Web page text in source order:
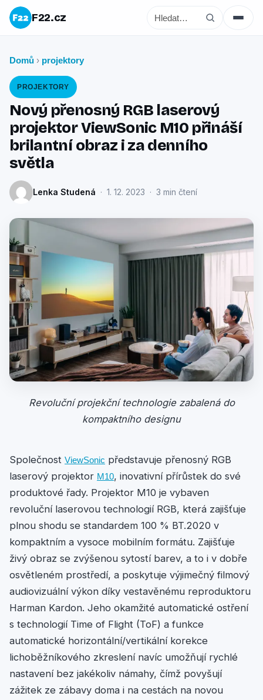
F22.cz
Domů › projektory
PROJEKTORY
Nový přenosný RGB laserový
projektor ViewSonic M10 přináší
brilantní obraz i za denního
světla
Lenka Studená · 1. 12. 2023 · 3 min čtení
Revoluční projekční technologie zabalená do
kompaktního designu
Společnost ViewSonic představuje přenosný RGB
laserový projektor M10, inovativní přírůstek do své
produktové řady. Projektor M10 je vybaven
revoluční laserovou technologií RGB, která zajišťuje
plnou shodu se standardem 100 % BT.2020 v
kompaktním a vysoce mobilním formátu. Zajišťuje
živý obraz se zvýšenou sytostí barev, a to i v dobře
osvětleném prostředí, a poskytuje výjimečný filmový
audiovizuální výkon díky vestavěnému reproduktoru
Harman Kardon. Jeho okamžité automatické ostření
s technologií Time of Flight (ToF) a funkce
automatické horizontální/vertikální korekce
lichoběžníkového zkreslení navíc umožňují rychlé
nastavení bez jakékoliv námahy, čímž povyšují
zážitek ze zábavy doma i na cestách na novou